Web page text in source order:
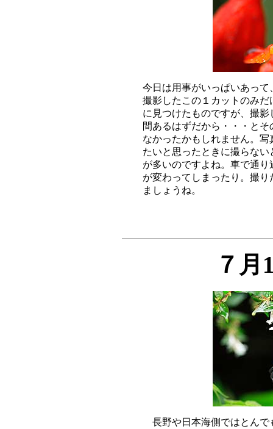
今日は用事がいっぱいあっ
撮影したこの１カットのみ
に見つけたものですが、撮
間あるはずだから・・・と
なかったかもしれません。
たいと思ったときに撮らな
が多いのですよね。車で通
が変わってしまったり。撮
７月
長野や日本海側ではとん